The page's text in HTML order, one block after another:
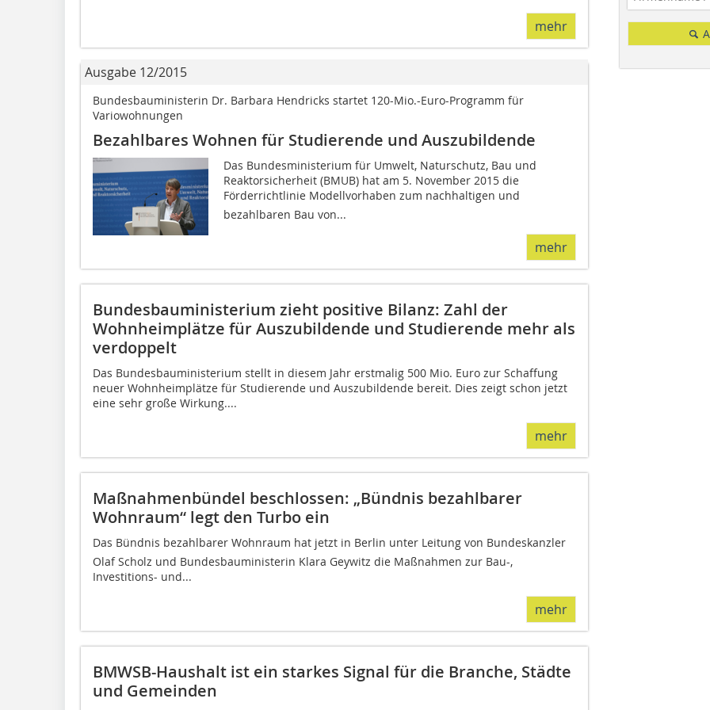
mehr
Ausgabe 12/2015
Bundesbauministerin Dr. Barbara Hendricks startet 120-Mio.-Euro-Programm für
Variowohnungen
Bezahlbares Wohnen für Studierende und Auszubildende
Das Bundesministerium für Umwelt, Naturschutz, Bau und
Reaktorsicherheit (BMUB) hat am 5. November 2015 die
Förderrichtlinie Modellvorhaben zum nachhaltigen und
bezahlbaren Bau von...
mehr
Bundesbauministerium zieht positive Bilanz: Zahl der
Wohnheimplätze für Auszubildende und Studierende mehr als
verdoppelt
Das Bundesbauministerium stellt in diesem Jahr erstmalig 500 Mio. Euro zur Schaffung
neuer Wohnheimplätze für Studierende und Auszubildende bereit. Dies zeigt schon jetzt
eine sehr große Wirkung....
mehr
Maßnahmenbündel beschlossen: „Bündnis bezahlbarer
Wohnraum“ legt den Turbo ein
Das Bündnis bezahlbarer Wohnraum hat jetzt in Berlin unter Leitung von Bundeskanzler
Olaf Scholz und Bundesbauministerin Klara Geywitz die Maßnahmen zur Bau-,
Investitions- und...
mehr
BMWSB-Haushalt ist ein starkes Signal für die Branche, Städte
und Gemeinden